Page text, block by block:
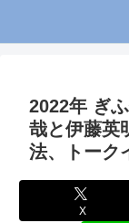
2022年 ぎ
哉と伊藤英
法、トーク
X